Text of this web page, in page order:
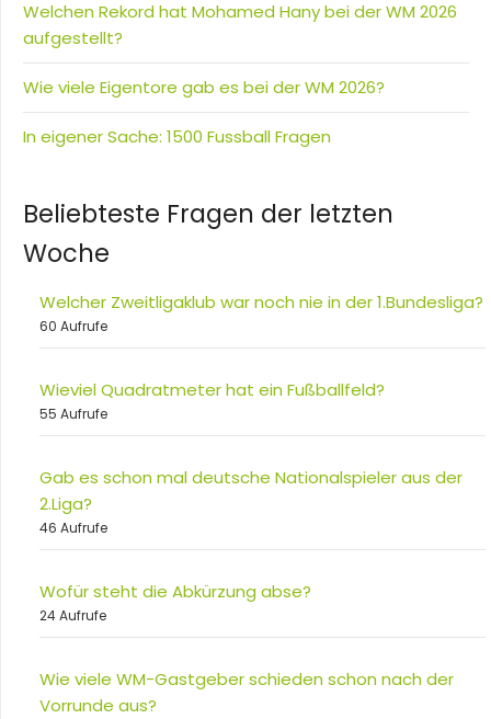
Welchen Rekord hat Mohamed Hany bei der WM 2026
aufgestellt?
Wie viele Eigentore gab es bei der WM 2026?
In eigener Sache: 1500 Fussball Fragen
Beliebteste Fragen der letzten
Woche
Welcher Zweitligaklub war noch nie in der 1.Bundesliga?
60 Aufrufe
Wieviel Quadratmeter hat ein Fußballfeld?
55 Aufrufe
Gab es schon mal deutsche Nationalspieler aus der
2.Liga?
46 Aufrufe
Wofür steht die Abkürzung abse?
24 Aufrufe
Wie viele WM-Gastgeber schieden schon nach der
Vorrunde aus?